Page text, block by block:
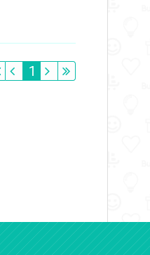
primeiro
anterior
1 próximo